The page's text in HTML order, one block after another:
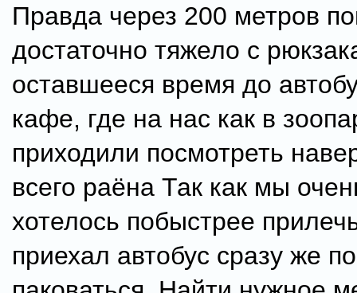
Правда через 200 метров
достаточно тяжело с
оставшееся время до
кафе, где на нас как в
приходили посмотреть
всего раёна Так как мы
хотелось побыстрее
приехал автобус сразу же